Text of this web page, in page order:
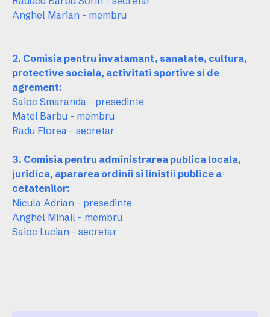
Anghel Marian - membru
2. Comisia pentru invatamant, sanatate, cultura,
protective sociala, activitati sportive si de
agrement:
Saioc Smaranda - presedinte
Matei Barbu - membru
Radu Florea - secretar
3. Comisia pentru administrarea publica locala,
juridica, apararea ordinii si linistii publice a
cetatenilor:
Nicula Adrian - presedinte
Anghel Mihail - membru
Saioc Lucian - secretar